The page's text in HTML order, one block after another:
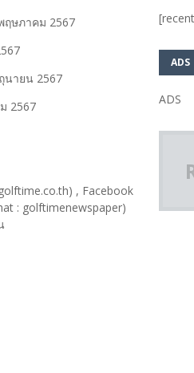
ษภาคม 2567
นายน 2567
2567
, Facebook
: golftimenewspaper)
ADS
ADS